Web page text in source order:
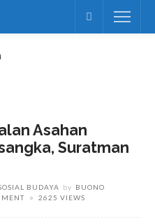
Asahan
Suratman
BUDAYA by BUONO
2625 VIEWS